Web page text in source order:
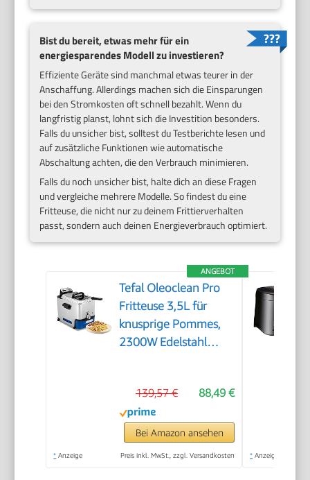
Bist du bereit, etwas mehr für ein
energiesparendes Modell zu investieren?
Effiziente Geräte sind manchmal etwas teurer in der
Anschaffung. Allerdings machen sich die Einsparungen
bei den Stromkosten oft schnell bezahlt. Wenn du
langfristig planst, lohnt sich die Investition besonders.
Falls du unsicher bist, solltest du Testberichte lesen und
auf zusätzliche Funktionen wie automatische
Abschaltung achten, die den Verbrauch minimieren.
Falls du noch unsicher bist, halte dich an diese Fragen
und vergleiche mehrere Modelle. So findest du eine
Fritteuse, die nicht nur zu deinem Frittierverhalten
passt, sondern auch deinen Energieverbrauch optimiert.
ANGEBOT
Tefal Oleoclean Pro
Fritteuse 3,5L für
knusprige Pommes,
2300W Edelstahl
Herausnehmbarer
Ölbehälter 1,2kg,
Timer & Thermostat,
Spülmaschinenfest,
88,49 €
139,57 €
Bei Amazon ansehen
* Anzeige Preis inkl. MwSt., zzgl. Versandkosten * Anzeige